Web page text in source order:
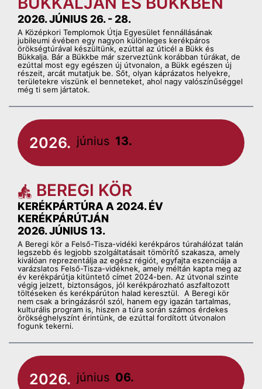
2026. JÚNIUS 26. - 28.
A Középkori Templomok Útja Egyesület fennállásának
jubileumi évében egy nagyon különleges kerékpáros
örökségtúrával készültünk, ezúttal az úticél a Bükk és
Bükkalja. Bár a Bükkbe már szerveztünk korábban túrákat, de
ezúttal most egy egészen új útvonalon, a Bükk egészen új
részeit, arcát mutatjuk be. Sőt, olyan káprázatos helyekre,
területekre viszünk el benneteket, ahol nagy valószínűséggel
még ti sem jártatok.
2026. június 13.
BEREGI KÖR
KERÉKPÁRTÚRA A 2024. ÉV
KERÉKPÁRÚTJÁN
2026. JÚNIUS 13.
A Beregi kör a Felső-Tisza-vidéki kerékpáros túrahálózat talán
legszebb és legjobb szolgáltatásait tömörítő szakasza, amely
kiválóan reprezentálja az egész régiót, egyfajta eszenciája a
varázslatos Felső-Tisza-vidéknek, amely méltán kapta meg az
év kerékpárútja kitüntető címet 2024-ben. Az útvonal szinte
végig jelzett, biztonságos, jól kerékpározható aszfaltozott
töltéseken és kerékpárúton halad keresztül. A Beregi kör
nem csak a bringázásról szól, hanem egy igazán tartalmas,
kulturális program is, hiszen a túra során számos érdekes
örökséghelyszínt érintünk, de ezúttal fordított útvonalon
fogunk tekerni.
2026. június 06.